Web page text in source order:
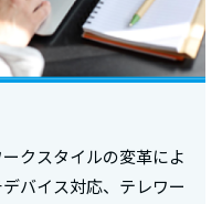
クスタイルの変革によ
バイス対応、テレワー